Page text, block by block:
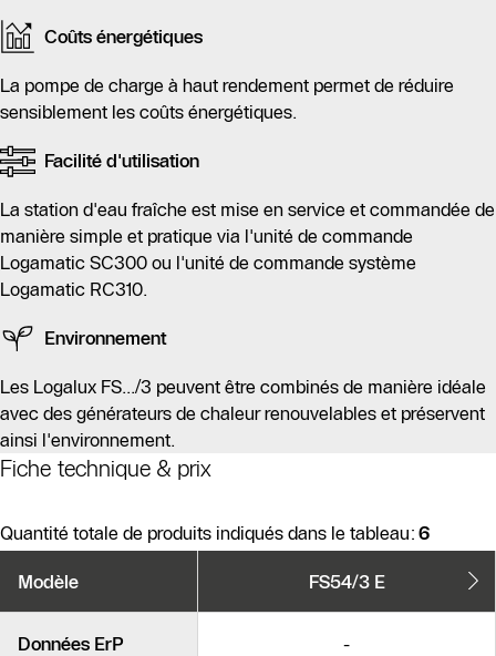
Coûts énergétiques
La pompe de charge à haut rendement permet de réduire
sensiblement les coûts énergétiques.
Facilité d'utilisation
La station d'eau fraîche est mise en service et commandée de
manière simple et pratique via l'unité de commande
Logamatic SC300 ou l'unité de commande système
Logamatic RC310.
Environnement
Les Logalux FS.../3 peuvent être combinés de manière idéale
avec des générateurs de chaleur renouvelables et préservent
ainsi l'environnement.
Fiche technique & prix
Quantité totale de produits indiqués dans le tableau: 6
produits
Modèle FS54/3 E
Données ErP -